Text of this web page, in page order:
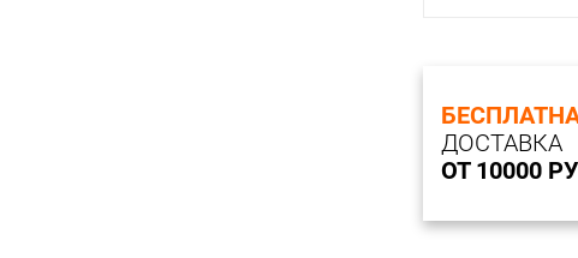
ДОСТАВКА
ОТ 10000